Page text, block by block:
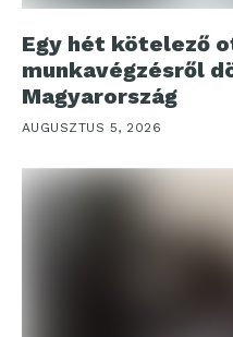
Egy hét kötelező
munkavégzésről
Magyarország
AUGUSZTUS 5, 2026